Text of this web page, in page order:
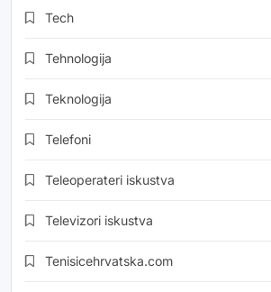
Tech
Tehnologija
Teknologija
Telefoni
Teleoperateri iskustva
Televizori iskustva
Tenisicehrvatska.com